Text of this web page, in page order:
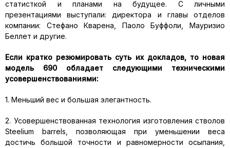
статисткой и планами на будущее. С личными
презентациями выступали: директора и главы отделов
компании: Стефано Кварена, Паоло Буффоли, Мауризио
Беллет и другие.
Если кратко резюмировать суть их докладов, то новая
модель 690 обладает следующими техническими
усовершенствованиями:
1. Меньший вес и большая элегантность.
2. Усовершенствованная технология изготовления стволов
Steelium barrels, позволяющая при уменьшении веса
достичь большой точности и равномерности осыпания,